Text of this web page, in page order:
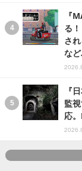
『
る
さ
な
『
監
応